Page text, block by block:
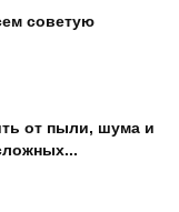
советую
от пыли, шума и